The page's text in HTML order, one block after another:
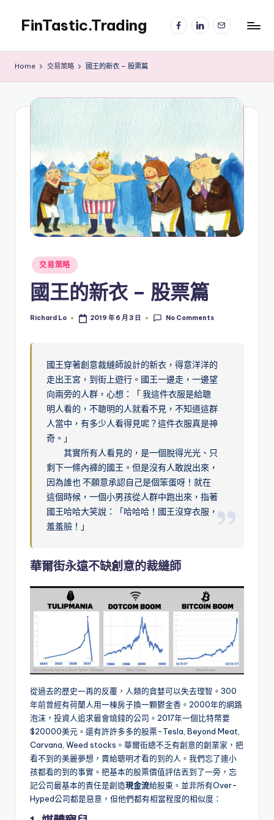
content
FinTastic.Trading
美
FacebookLinkedIn
電
子
Home 交易策略 國王的新衣 – 股票篇
Posted
in
交易策略
國王的新衣 – 股票篇
Posted
Richard Lo 2019 年 6 月 3 日 No Comments
國王穿著創意裁縫師設計的新衣，得意洋洋的
走出王宮，到街上遊行。國王一邊走，一邊望
向兩旁的人群，心想：「 我這件衣服是給聰
明人看的，不聰明的人就看不見，不知道這群
人當中，有多少人看得見呢？這件衣服真是神
奇。」
其實所有人看見的，是一個脫得光光、只
剩下一條內褲的國王。但是沒有人敢說出來，
因為誰也 不願意承認自己是個笨蛋呀！就在
這個時候，一個小男孩從人群中跑出來，指著
國王哈哈大笑說：「哈哈哈！國王沒穿衣服，
羞羞臉！」
華爾街永遠不缺創意的裁縫師
從過去的歷史一再的反覆，人類的貪婪可以失去理智。300
年前曾經有荷蘭人用一棟房子換一顆鬱金香。2000年的網路
泡沫，投資人追求最會燒錢的公司。2017年一個比特幣要
$20000美元。還有許許多多的股票-Tesla, Beyond Meat,
Carvana, Weed stocks。華爾街總不乏有創意的創業家，把
看不到的美麗夢想，賣給聰明才看的到的人。我們忘了連小
孩都看的到的事實。把基本的股票價值評估丟到了一旁，忘
記公司最基本的責任是創造現金流給股東。並非所有Over-
Hyped公司都是惡意，但他們都有相當程度的相似度：